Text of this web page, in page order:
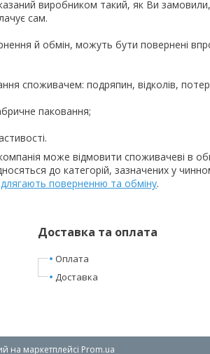
виробником такий, як Ви
сам.
й обмін, можуть бути повернені
споживачем: подряпин, відколів,
паковання;
може відмовити споживачеві в
до категорій, зазначених у
поверненню та обміну.
Доставка та оплата
Оплата
Доставка
на маркетплейсі Prom.ua